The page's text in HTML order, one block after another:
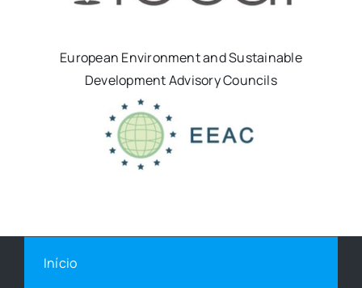
European Environment and Sustainable
Development Advisory Councils
Início